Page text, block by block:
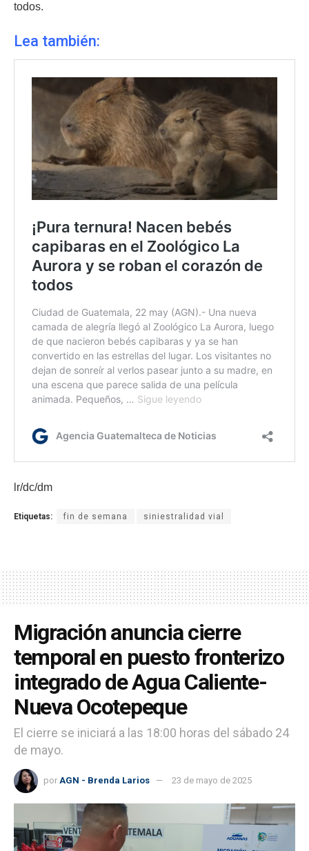
todos.
Lea también:
lr/dc/dm
Etiquetas: fin de semana siniestralidad vial
Migración anuncia cierre
temporal en puesto fronterizo
integrado de Agua Caliente-
Nueva Ocotepeque
El cierre se iniciará a las 18:00 horas del sábado 24
de mayo.
por AGN - Brenda Larios 23 de mayo de 2025